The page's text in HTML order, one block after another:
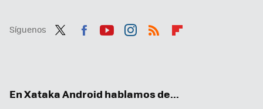
Síguenos
En Xataka Android hablamos de...